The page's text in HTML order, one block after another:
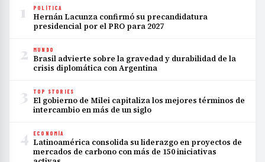
1 POLÍTICA
Hernán Lacunza confirmó su precandidatura
presidencial por el PRO para 2027
2 MUNDO
Brasil advierte sobre la gravedad y durabilidad de la
crisis diplomática con Argentina
3 TOP STORIES
El gobierno de Milei capitaliza los mejores términos de
intercambio en más de un siglo
4 ECONOMÍA
Latinoamérica consolida su liderazgo en proyectos de
mercados de carbono con más de 150 iniciativas